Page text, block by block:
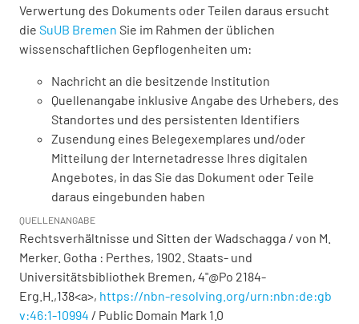
Verwertung des Dokuments oder Teilen daraus ersucht
die SuUB Bremen Sie im Rahmen der üblichen
wissenschaftlichen Gepflogenheiten um:
Nachricht an die besitzende Institution
Quellenangabe inklusive Angabe des Urhebers, des
Standortes und des persistenten Identifiers
Zusendung eines Belegexemplares und/oder
Mitteilung der Internetadresse Ihres digitalen
Angebotes, in das Sie das Dokument oder Teile
daraus eingebunden haben
QUELLENANGABE
Rechtsverhältnisse und Sitten der Wadschagga / von M.
Merker. Gotha : Perthes, 1902. Staats- und
Universitätsbibliothek Bremen, 4"@Po 2184-
Erg.H.,138<a>, https://nbn-resolving.org/urn:nbn:de:gb
v:46:1-10994 / Public Domain Mark 1.0